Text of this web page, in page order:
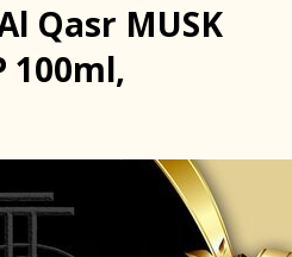
Qasr MUSK
100ml,